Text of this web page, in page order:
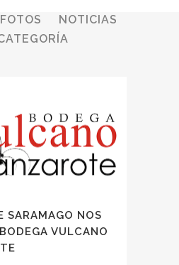
FOTOS
NOTICIAS
SARAMAGO NOS
VULCANO